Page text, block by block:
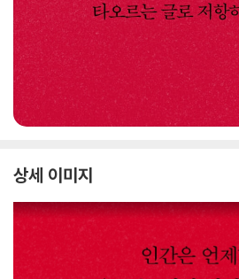
상세 이미지